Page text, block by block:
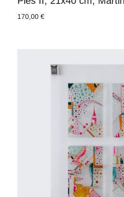
170,00 €